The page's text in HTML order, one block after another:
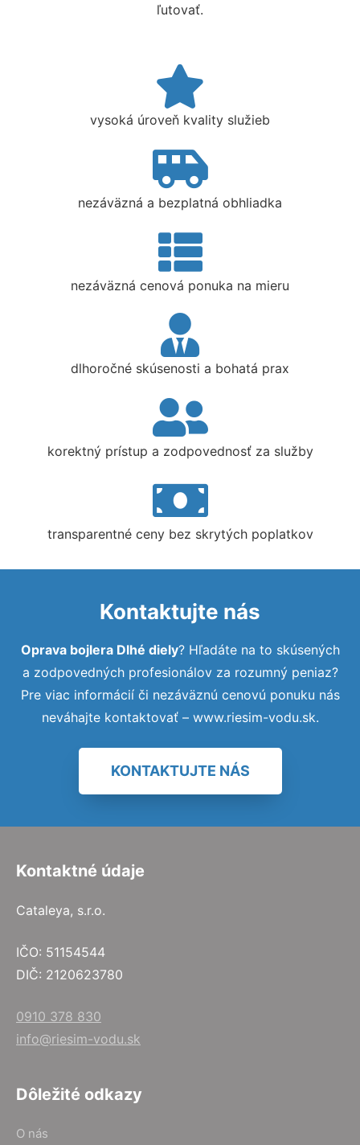
ľutovať.
vysoká úroveň kvality služieb
nezáväzná a bezplatná obhliadka
nezáväzná cenová ponuka na mieru
dlhoročné skúsenosti a bohatá prax
korektný prístup a zodpovednosť za služby
transparentné ceny bez skrytých poplatkov
Kontaktujte nás
Oprava bojlera Dlhé diely? Hľadáte na to skúsených
a zodpovedných profesionálov za rozumný peniaz?
Pre viac informácií či nezáväznú cenovú ponuku nás
neváhajte kontaktovať – www.riesim-vodu.sk.
KONTAKTUJTE NÁS
Kontaktné údaje
Cataleya, s.r.o.
IČO: 51154544
DIČ: 2120623780
0910 378 830
info@riesim-vodu.sk
Dôležité odkazy
O nás